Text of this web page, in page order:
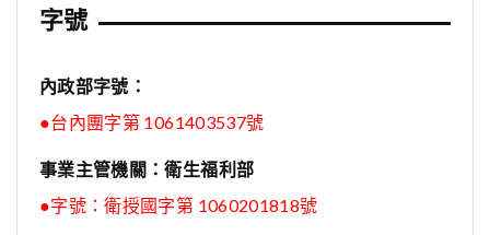
字號
內政部字號：
●台內團字第 1061403537號
事業主管機關：衛生福利部
●字號：衛授國字第 1060201818號